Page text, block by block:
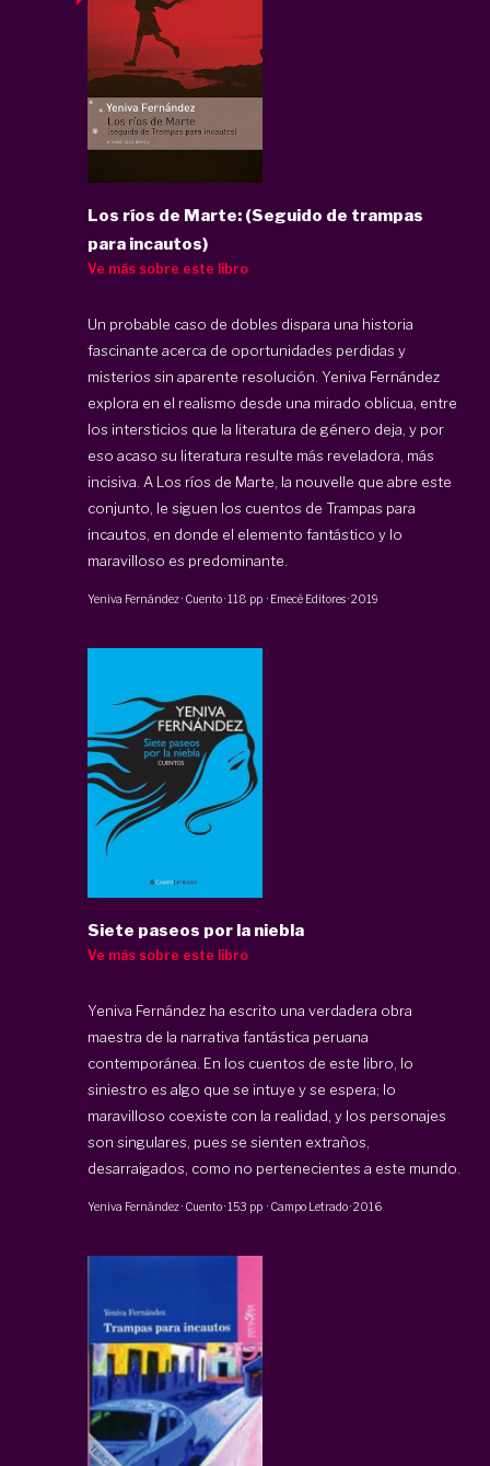
Los ríos de Marte: (Seguido de trampas
para incautos)
Ve más sobre este libro
Un probable caso de dobles dispara una historia
fascinante acerca de oportunidades perdidas y
misterios sin aparente resolución. Yeniva Fernández
explora en el realismo desde una mirado oblicua, entre
los intersticios que la literatura de género deja, y por
eso acaso su literatura resulte más reveladora, más
incisiva. A Los ríos de Marte, la nouvelle que abre este
conjunto, le siguen los cuentos de Trampas para
incautos, en donde el elemento fantástico y lo
maravilloso es predominante.
Yeniva Fernández· Cuento·118 pp · Emecé Editores·2019
Siete paseos por la niebla
Ve más sobre este libro
Yeniva Fernández ha escrito una verdadera obra
maestra de la narrativa fantástica peruana
contemporánea. En los cuentos de este libro, lo
siniestro es algo que se intuye y se espera; lo
maravilloso coexiste con la realidad, y los personajes
son singulares, pues se sienten extraños,
desarraigados, como no pertenecientes a este mundo.
Yeniva Fernández· Cuento·153 pp · Campo Letrado·2016